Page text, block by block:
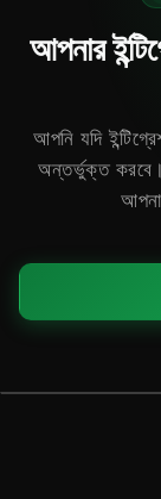
আপনার
আপনি যদি
অন্তর্ভুক্ত